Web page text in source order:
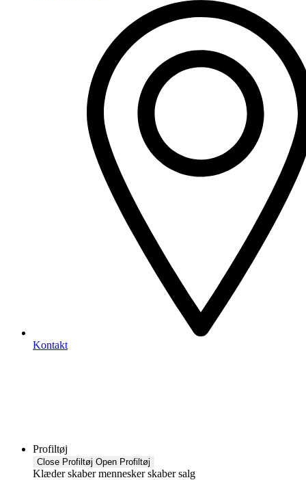
Kontakt
Profiltøj
Close Profiltøj Open Profiltøj
Klæder skaber mennesker skaber salg